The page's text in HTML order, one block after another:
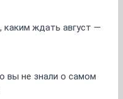
каким ждать август —
вы не знали о самом